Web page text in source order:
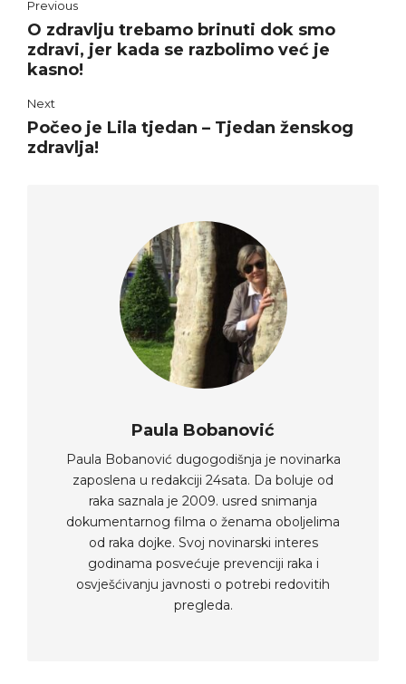
Previous
O zdravlju trebamo brinuti dok smo
zdravi, jer kada se razbolimo već je
kasno!
Next
Počeo je Lila tjedan – Tjedan ženskog
zdravlja!
Paula Bobanović
Paula Bobanović dugogodišnja je novinarka
zaposlena u redakciji 24sata. Da boluje od
raka saznala je 2009. usred snimanja
dokumentarnog filma o ženama oboljelima
od raka dojke. Svoj novinarski interes
godinama posvećuje prevenciji raka i
osvješćivanju javnosti o potrebi redovitih
pregleda.